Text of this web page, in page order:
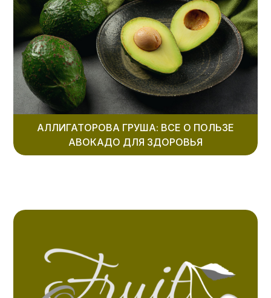
АЛЛИГАТОРОВА ГРУША: ВСЕ О ПОЛЬЗЕ
АВОКАДО ДЛЯ ЗДОРОВЬЯ